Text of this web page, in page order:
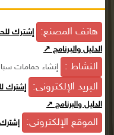
هاتف المصنع: إشترك
الدليل والبرنامج ↗
النشاط : إنشاء حمامات
البريد الإلكترونى: إشترك
الدليل والبرنامج ↗
الموقع الإلكترونى: